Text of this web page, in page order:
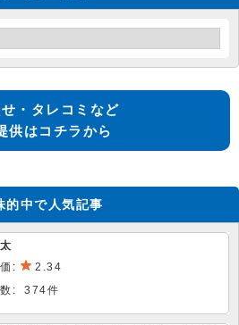
・タレコミなど
供はコチラから
的中で人気記事
:
2.34
数: 374件